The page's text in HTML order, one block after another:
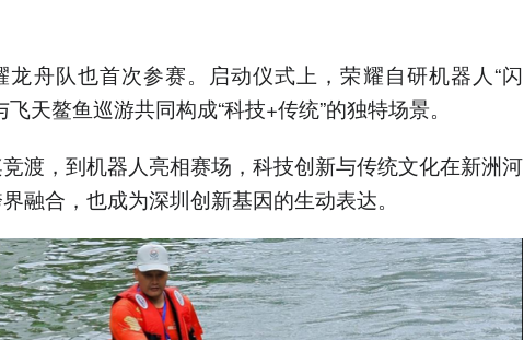
龙舟队也首次参赛。启动仪式上，荣耀自研机器人“闪
天鳌鱼巡游共同构成“科技+传统”的独特场景。
渡，到机器人亮相赛场，科技创新与传统文化在新洲河
融合，也成为深圳创新基因的生动表达。